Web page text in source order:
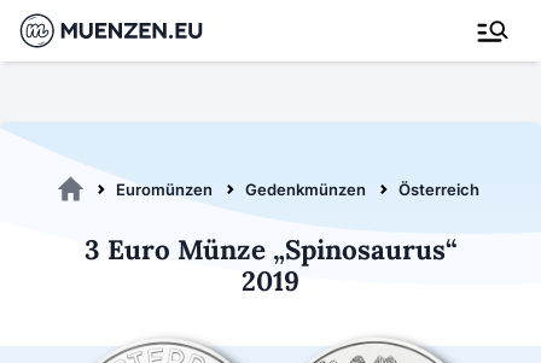
Euromünzen Gedenkmünzen Österreich 2019
3 Euro Münze „Spinosaurus“
2019